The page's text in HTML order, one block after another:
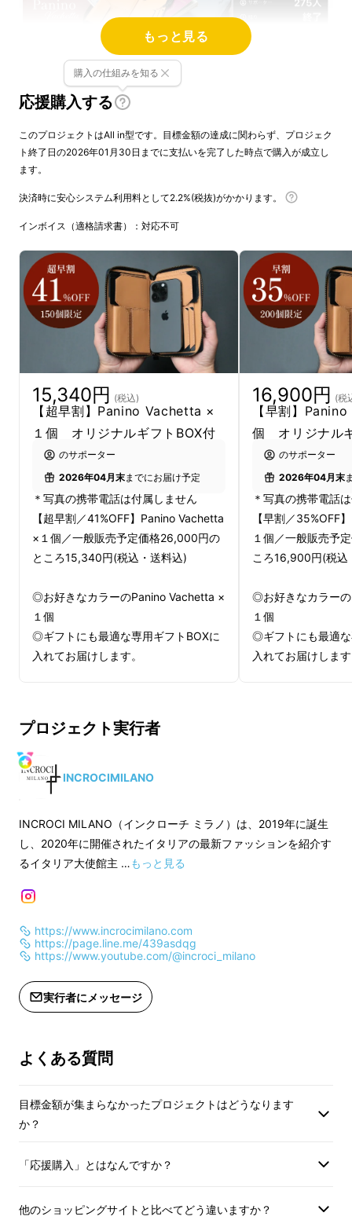
Makuakeを含むクラウドファンディングサイ
ト、またオンラインストアにて販売した
Paninoシリーズは 累計2,000万円以上！
見たことのないような形状ながら、その機能と
面白さ、そして美しさを共存させたデザイン
たくさんの皆様からご支持をいただいてきまし
地方伝統の製法を使用した
もっと見る
応援購入する
購入の仕組みを知る
このプロジェクトはAll in型です。目標金額の達成に関わらず、プロジェク
ト終了日の2026年01月30日までに支払いを完了した時点で購入が成立し
ます。
決済時に安心システム利用料として2.2%(税抜)がかかります。
インボイス（適格請求書）：対応不可
15,340円 (税込)
【超早割】Panino Vachetta ×
１個 オリジナルギフトBOX付
のサポーター
2026年04月末までにお届け予定
＊写真の携帯電話は付属しません
【超早割／41%OFF】Panino Vachetta
×１個／一般販売予定価格26,000円の
ところ15,340円(税込・送料込)
◎お好きなカラーのPanino Vachetta ×
１個
◎ギフトにも最適な専用ギフトBOXに
入れてお届けします。
(1)CUOIO（キャメル）
(2)BRANDY（ブラウン）
(3)BLU（ネイビー）
(4)NERO×NATURAL（ブラック×ナ
(5)NERO×NERO（ブラック×ブラッ
ク） の５色よりお好きなカラーをお
選びください
向上した場合、正規販売価格が販売予
定価格より下がる可能性もございま
・ご注文状況、使用部材の供給状況、
製造工程上の都合等により出荷時期が
・リターンの配送は、ご好評いただい
た前回のプロジェクトのサポーターの
・適格請求書発行事業者登録番号：な
し
16,900円 (税
【早割】
個 オリジナル
のサポーター
2026年04月末
＊写真の携帯電話
【早割／35%OFF
１個／一般販売予
ころ16,900円(税込
◎お好きなカラー
１個
◎ギフトにも最適
入れてお届けしま
(5)NERO×NERO
ク） の５色より
定価格より下がる
・適格請求書発行
プロジェクト実行者
INCROCIMILANO
INCROCI MILANO（インクローチ ミラノ）は、2019年に誕生
し、2020年に開催されたイタリアの最新ファッションを紹介す
るイタリア大使館主 …もっと見る
https://www.incrocimilano.com
https://page.line.me/439asdqg
https://www.youtube.com/@incroci_milano
実行者にメッセージ
よくある質問
目標金額が集まらなかったプロジェクトはどうなります
か？
「応援購入」とはなんですか？
他のショッピングサイトと比べてどう違いますか？